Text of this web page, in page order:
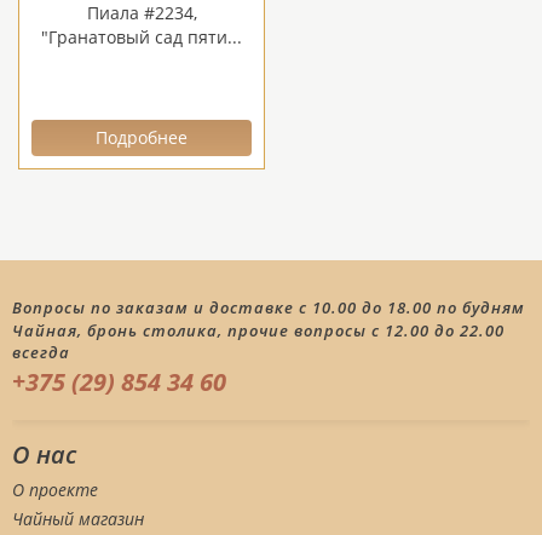
Пиала #2234,
"Гранатовый сад пяти...
Подробнее
Вопросы по заказам и доставке с 10.00 до 18.00 по будням
Чайная, бронь столика, прочие вопросы с 12.00 до 22.00
всегда
+375 (29) 854 34 60
О нас
О проекте
Чайный магазин